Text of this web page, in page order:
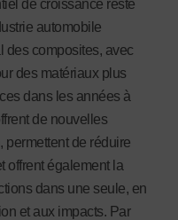
de croissance reste
automobile
des composites, avec
des matériaux plus
dans les années à
de nouvelles
permettent de réduire
offrent également la
dans une seule, en
et aux impacts. Par